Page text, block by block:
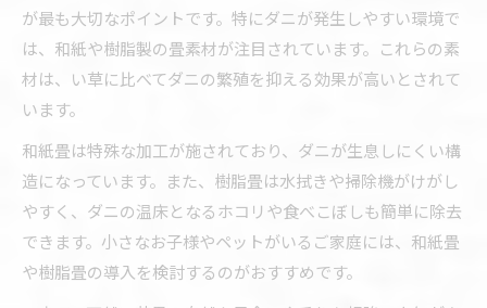
が最も大切なポイントです。特にダニが発生しやすい環境で
は、和紙や樹脂製の畳素材が注目されています。これらの素
材は、い草に比べてダニの繁殖を抑える効果が高いとされて
います。
和紙畳は特殊な加工が施されており、ダニが生息しにくい構
造になっています。また、樹脂畳は水拭きや掃除機がけがし
やすく、ダニの温床となるホコリや食べこぼしも簡単に除去
できます。小さなお子様やペットがいるご家庭には、和紙畳
や樹脂畳の導入を検討するのがおすすめです。